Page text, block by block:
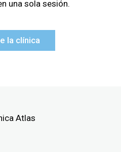
una sola sesión.
la clínica